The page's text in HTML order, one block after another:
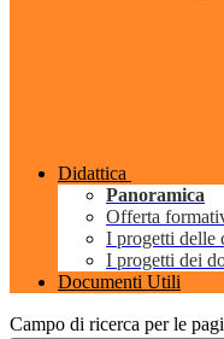
Didattica
Panoramica
Offerta
I progetti delle
I progetti dei
Documenti Utili
Campo di ricerca per le